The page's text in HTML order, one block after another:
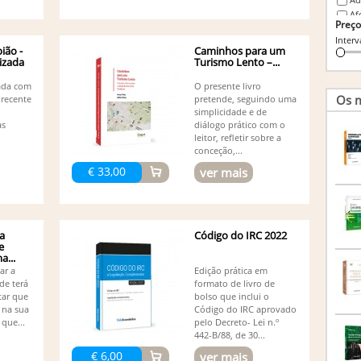
-
com
€ 33,00
Caminhos para um
Turismo Lento –...
O presente livro
pretende, seguindo uma
simplicidade e de
diálogo prático com o
leitor, refletir sobre a
conceção,...
ver mais
a
terá
que
sua
€ 6,00
Código do IRC 2022
Edição prática em
formato de livro de
bolso que inclui o
Código do IRC aprovado
pelo Decreto- Lei n.º
442-B/88, de 30...
ver mais
Peres
(1)
Preço
Os